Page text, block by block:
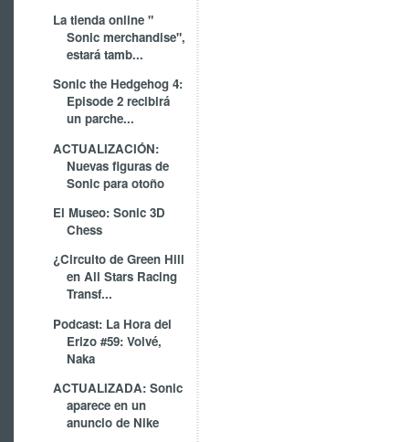
La tienda online "
Sonic merchandise",
estará tamb...
Sonic the Hedgehog 4:
Episode 2 recibirá
un parche...
ACTUALIZACIÓN:
Nuevas figuras de
Sonic para otoño
El Museo: Sonic 3D
Chess
¿Circuito de Green Hill
en All Stars Racing
Transf...
Podcast: La Hora del
Erizo #59: Volvé,
Naka
ACTUALIZADA: Sonic
aparece en un
anuncio de Nike